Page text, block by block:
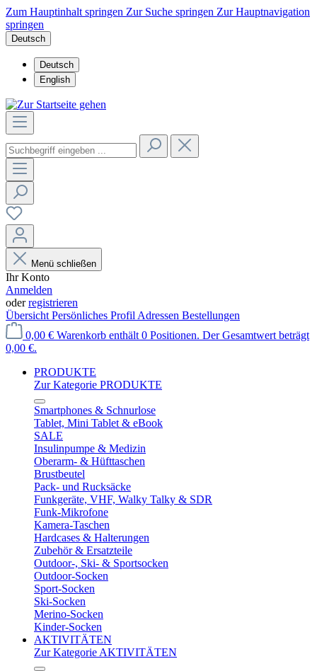
Zum Hauptinhalt springen Zur Suche springen Zur Hauptnavigation
springen
Deutsch
Deutsch
English
Menü schließen
Ihr Konto
Anmelden
oderregistrieren
Übersicht Persönliches Profil Adressen Bestellungen
0,00 € Warenkorb enthält 0 Positionen. Der Gesamtwert beträgt
0,00 €.
PRODUKTE
Zur Kategorie PRODUKTE
Smartphones & Schnurlose
Tablet, Mini Tablet & eBook
SALE
Insulinpumpe & Medizin
Oberarm- & Hüfttaschen
Brustbeutel
Pack- und Rucksäcke
Funkgeräte, VHF, Walky Talky & SDR
Funk-Mikrofone
Kamera-Taschen
Hardcases & Halterungen
Zubehör & Ersatzteile
Outdoor-, Ski- & Sportsocken
Outdoor-Socken
Sport-Socken
Ski-Socken
Merino-Socken
Kinder-Socken
AKTIVITÄTEN
Zur Kategorie AKTIVITÄTEN